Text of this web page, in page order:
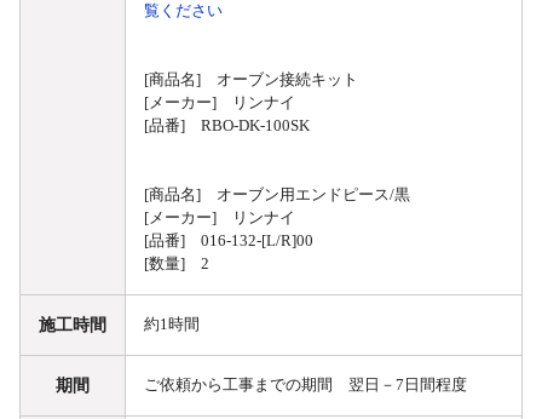
覧ください
[商品名] オーブン接続キット
[メーカー] リンナイ
[品番] RBO-DK-100SK
[商品名] オーブン用エンドピース/黒
[メーカー] リンナイ
[品番] 016-132-[L/R]00
[数量] 2
施工時間 約1時間
期間 ご依頼から工事までの期間 翌日－7日間程度